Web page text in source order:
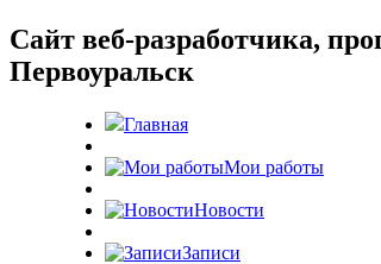
Cайт веб-разработчика,
Первоуральск
Главная
Мои работы
Новости
Записи